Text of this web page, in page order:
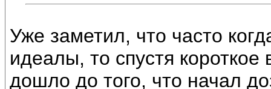
Уже заметил, что часто
идеалы, то спустя
дошло до того, что начал